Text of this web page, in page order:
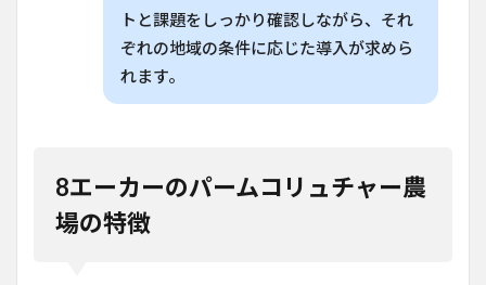
トと課題をしっかり確認しながら、それ
ぞれの地域の条件に応じた導入が求めら
れます。
8エーカーのパームコリュチャー農
場の特徴